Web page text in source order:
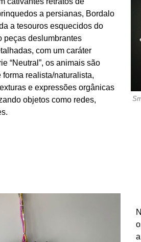
a persianas, Bordalo
a tesouros esquecidos do
peças deslumbrantes
com um caráter
“Neutral”, os animais são
forma realista/naturalista,
e expressões orgânicas
objetos como redes,
neutral subseries. Materials: Spray paint
assemblage. Location – Reception